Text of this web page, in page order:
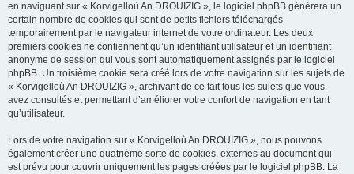
en naviguant sur « Korvigelloù An DROUIZIG », le logiciel phpBB génèrera un
certain nombre de cookies qui sont de petits fichiers téléchargés
temporairement par le navigateur internet de votre ordinateur. Les deux
premiers cookies ne contiennent qu’un identifiant utilisateur et un identifiant
anonyme de session qui vous sont automatiquement assignés par le logiciel
phpBB. Un troisième cookie sera créé lors de votre navigation sur les sujets de
« Korvigelloù An DROUIZIG », archivant de ce fait tous les sujets que vous
avez consultés et permettant d’améliorer votre confort de navigation en tant
qu’utilisateur.
Lors de votre navigation sur « Korvigelloù An DROUIZIG », nous pouvons
également créer une quatrième sorte de cookies, externes au document qui
est prévu pour couvrir uniquement les pages créées par le logiciel phpBB. La